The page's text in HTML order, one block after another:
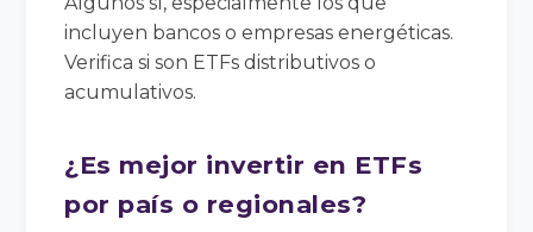
incluyen bancos o empresas energéticas.
Verifica si son ETFs distributivos o
acumulativos.
¿Es mejor invertir en ETFs
por país o regionales?